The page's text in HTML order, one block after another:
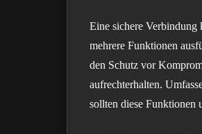
Eine sichere Verbindung
mehrere Funktionen
den Schutz vor
aufrechterhalten.
sollten diese Funktionen